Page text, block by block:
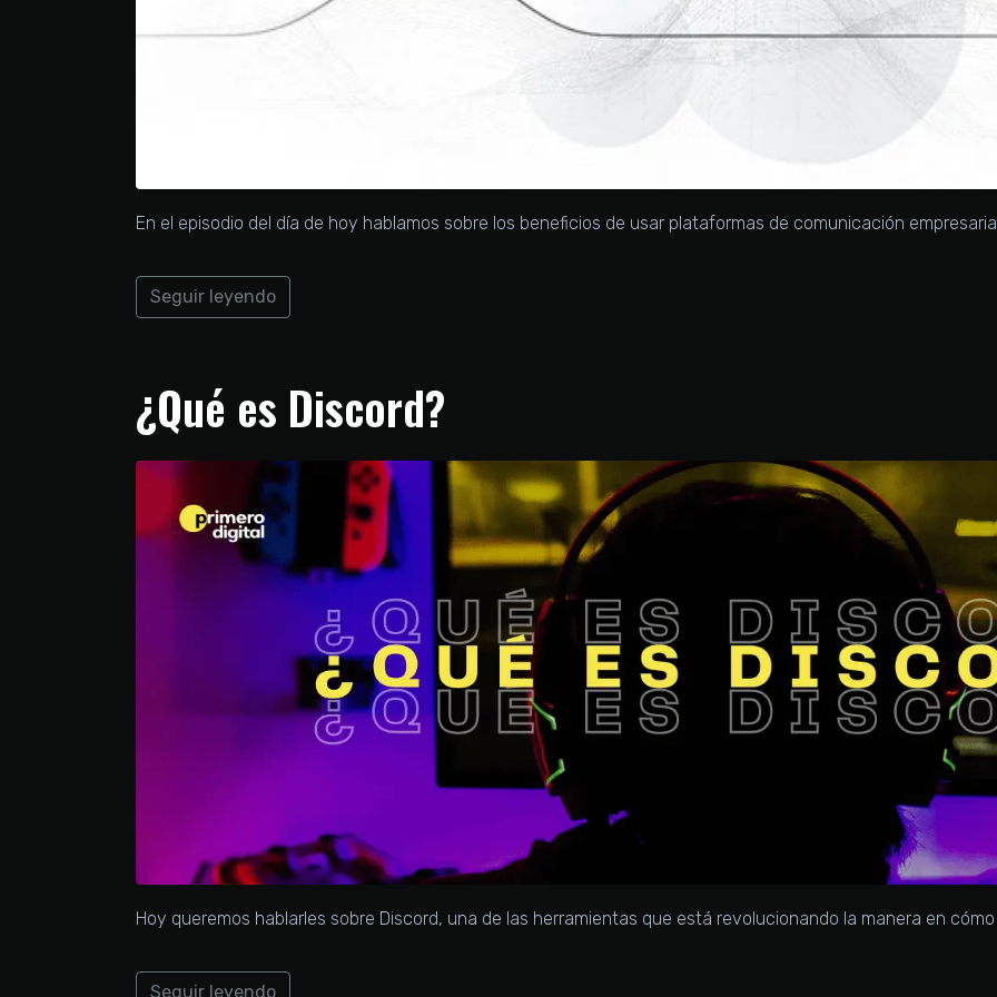
En el episodio del día de hoy hablamos sobre los beneficios de usar plataformas de comunicación
Seguir leyendo
¿Qué es Discord?
Hoy queremos hablarles sobre Discord, una de las herramientas que está revolucionando la manera en
Seguir leyendo